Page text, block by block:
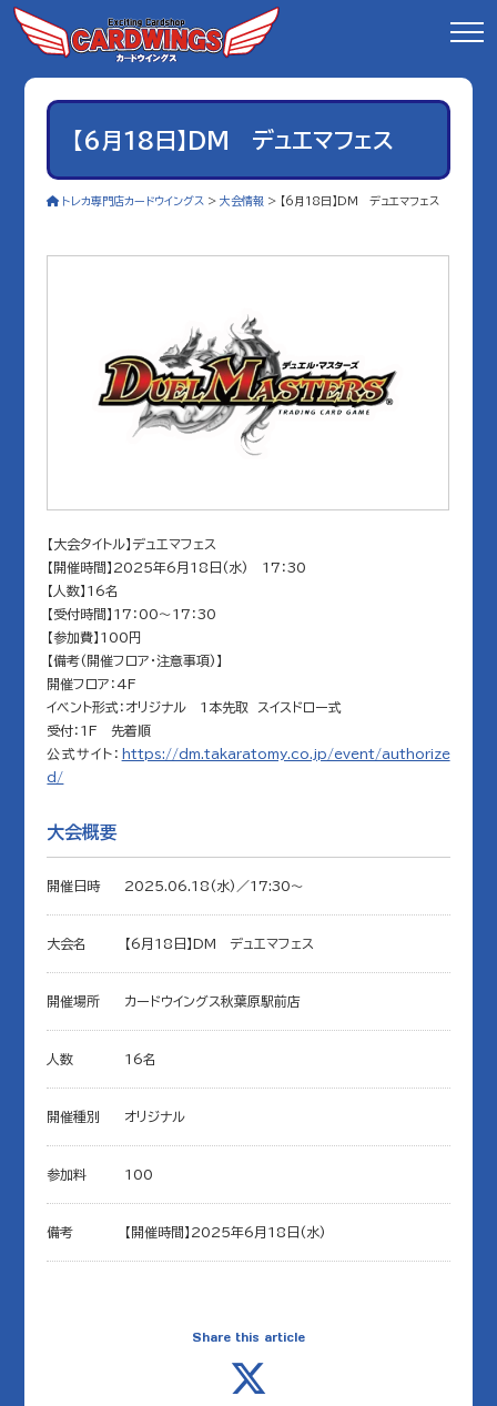
【6月18日】DM デュエマフェス
トレカ専門店カードウイングス >大会情報 > 【6月18日】DM デュエマフェス
【大会タイトル】デュエマフェス
【開催時間】2025年6月18日(水) 17：30
【人数】16名
【受付時間】17：00～17：30
【参加費】100円
【備考(開催フロア・注意事項)】
開催フロア：4F
イベント形式：オリジナル 1本先取 スイスドロー式
受付：1F 先着順
公式サイト： https://dm.takaratomy.co.jp/event/authorize
d/
大会概要
開催日時 2025.06.18(水)／17:30〜
大会名 【6月18日】DM デュエマフェス
開催場所 カードウイングス秋葉原駅前店
人数 16名
開催種別 オリジナル
参加料 100
備考 【開催時間】2025年6月18日(水)
Share this article